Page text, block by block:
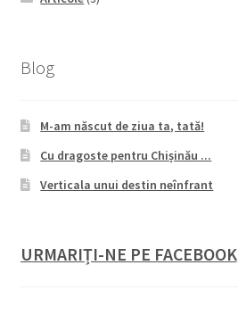
Blog
M-am născut de ziua ta, tată!
Cu dragoste pentru Chișinău ...
Verticala unui destin neînfrant
URMARIȚI-NE PE FACEBOOK